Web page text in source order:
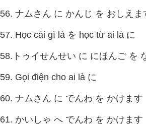
56. ナムさん に かんじ を おしえま
57. Học cái gì là を học từ ai là に
58.トゥイせんせい に にほんご を
59. Gọi điện cho ai là に
60. ナムさん に でんわ を かけます
61. かいしゃ へ でんわ を かけます